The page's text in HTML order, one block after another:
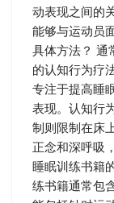
动表现之间的
能够与运动员
具体方法？ 通
的认知行为疗
专注于提高睡
表现。认知行
制则限制在床
正念和深呼吸
睡眠训练书籍
练书籍通常包